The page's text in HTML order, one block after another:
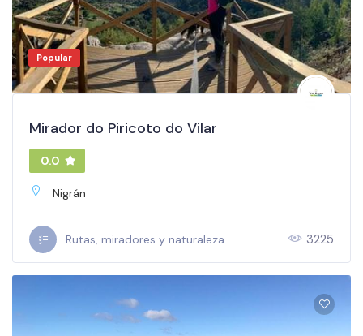
Popular
Mirador do Piricoto do Vilar
0.0
Nigrán
Rutas, miradores y naturaleza 3225